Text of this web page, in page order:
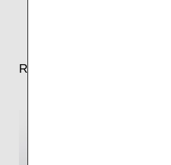
Repas pour le déjeuner/dîner